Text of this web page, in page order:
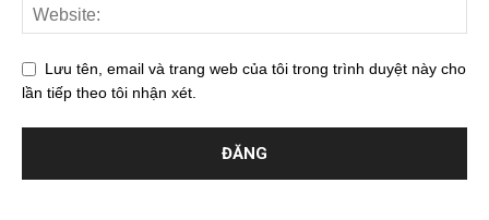
Lưu tên, email và trang web của tôi trong trình duyệt này cho
lần tiếp theo tôi nhận xét.